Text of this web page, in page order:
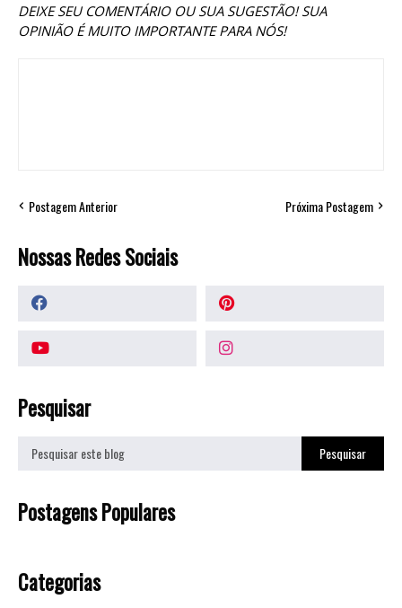
DEIXE SEU COMENTÁRIO OU SUA SUGESTÃO! SUA
OPINIÃO É MUITO IMPORTANTE PARA NÓS!
Postagem Anterior Próxima Postagem
Nossas Redes Sociais
Pesquisar
Postagens Populares
Categorias